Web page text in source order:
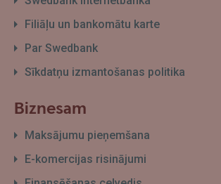
Filiāļu un bankomātu karte
Par Swedbank
Sīkdatņu izmantošanas politika
Biznesam
Maksājumu pieņemšana
E-komercijas risinājumi